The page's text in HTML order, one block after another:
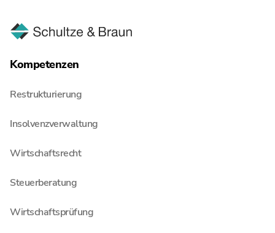
Kompetenzen
Restrukturierung
Insolvenzverwaltung
Wirtschaftsrecht
Steuerberatung
Wirtschaftsprüfung